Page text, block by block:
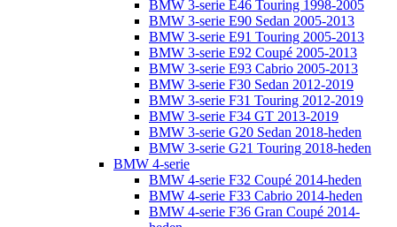
BMW 3-serie E46 Touring 1998-2005
BMW 3-serie E90 Sedan 2005-2013
BMW 3-serie E91 Touring 2005-2013
BMW 3-serie E92 Coupé 2005-2013
BMW 3-serie E93 Cabrio 2005-2013
BMW 3-serie F30 Sedan 2012-2019
BMW 3-serie F31 Touring 2012-2019
BMW 3-serie F34 GT 2013-2019
BMW 3-serie G20 Sedan 2018-heden
BMW 3-serie G21 Touring 2018-heden
BMW 4-serie
BMW 4-serie F32 Coupé 2014-heden
BMW 4-serie F33 Cabrio 2014-heden
BMW 4-serie F36 Gran Coupé 2014-